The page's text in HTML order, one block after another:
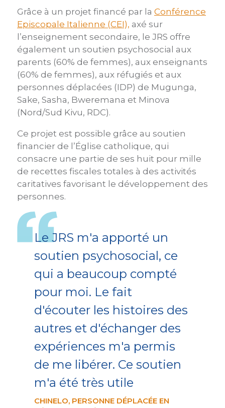
Grâce à un projet financé par la Conférence
Episcopale Italienne (CEI), axé sur
l’enseignement secondaire, le JRS offre
également un soutien psychosocial aux
parents (60% de femmes), aux enseignants
(60% de femmes), aux réfugiés et aux
personnes déplacées (IDP) de Mugunga,
Sake, Sasha, Bweremana et Minova
(Nord/Sud Kivu, RDC).
Ce projet est possible grâce au soutien
financier de l’Église catholique, qui
consacre une partie de ses huit pour mille
de recettes fiscales totales à des activités
caritatives favorisant le développement des
personnes.
Le JRS m'a apporté un
soutien psychosocial, ce
qui a beaucoup compté
pour moi. Le fait
d'écouter les histoires des
autres et d'échanger des
expériences m'a permis
de me libérer. Ce soutien
m'a été très utile
CHINELO, PERSONNE DÉPLACÉE EN